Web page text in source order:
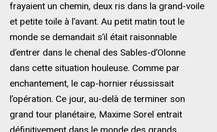
frayaient un chemin, deux ris dans la grand-voile
et petite toile à l’avant. Au petit matin tout le
monde se demandait s’il était raisonnable
d’entrer dans le chenal des Sables-d’Olonne
dans cette situation houleuse. Comme par
enchantement, le cap-hornier réussissait
l’opération. Ce jour, au-delà de terminer son
grand tour planétaire, Maxime Sorel entrait